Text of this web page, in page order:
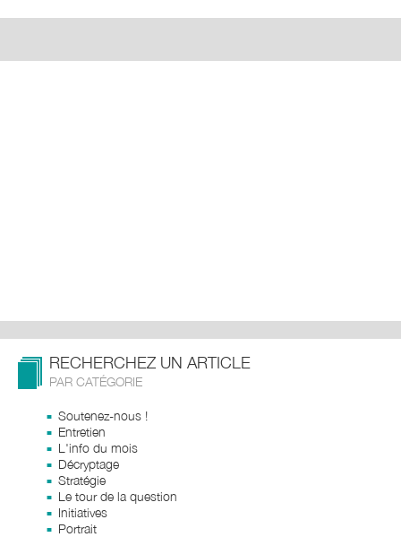
RECHERCHEZ UN ARTICLE
PAR CATÉGORIE
Soutenez-nous !
Entretien
L'info du mois
Décryptage
Stratégie
Le tour de la question
Initiatives
Portrait